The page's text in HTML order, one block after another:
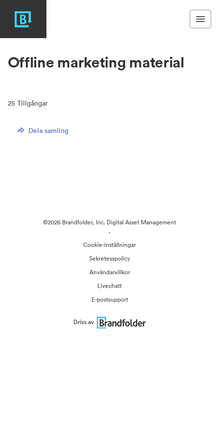
Offline marketing material
25 Tillgångar
Dela samling
©2026 Brandfolder, Inc. Digital Asset Management
·
Cookie-inställningar
Sekretesspolicy
Användarvillkor
Livechatt
E-postsupport
Drivs av